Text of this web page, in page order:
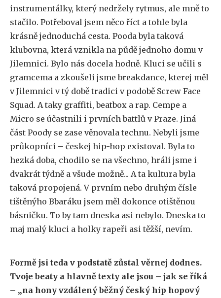
instrumentálky, který nedržely rytmus, ale mně to
stačilo. Potřeboval jsem něco říct a tohle byla
krásně jednoduchá cesta. Pooda byla taková
klubovna, která vznikla na půdě jednoho domu v
Jilemnici. Bylo nás docela hodně. Kluci se učili s
gramcema a zkoušeli jsme breakdance, kterej měl
v Jilemnici v tý době tradici v podobě Screw Face
Squad. A taky graffiti, beatbox a rap. Cempe a
Micro se účastnili i prvních battlů v Praze. Jiná
část Poody se zase věnovala technu. Nebyli jsme
průkopníci – českej hip-hop existoval. Byla to
hezká doba, chodilo se na všechno, hráli jsme i
dvakrát týdně a všude možně... A ta kultura byla
taková propojená. V prvním nebo druhým čísle
tištěnýho Bbaráku jsem měl dokonce otištěnou
básničku. To by tam dneska asi nebylo. Dneska to
maj malý kluci a holky rapeři asi těžší, nevím.
Formě jsi teda v podstatě zůstal věrnej dodnes.
Tvoje beaty a hlavně texty ale jsou – jak se říká
– „na hony vzdálený běžný český hip hopový